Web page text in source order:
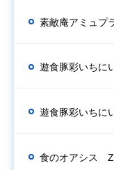
素敵庵アミュプ
遊食豚彩いちに
遊食豚彩いちに
食のオアシス